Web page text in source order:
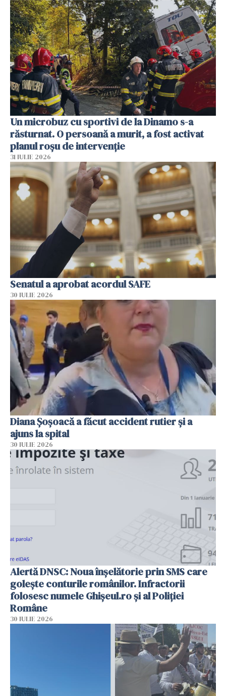
Un microbuz cu sportivi de la Dinamo s-a
răsturnat. O persoană a murit, a fost activat
planul roșu de intervenție
31 IULIE 2026
Senatul a aprobat acordul SAFE
30 IULIE 2026
Diana Șoșoacă a făcut accident rutier și a
ajuns la spital
30 IULIE 2026
Alertă DNSC: Noua înșelătorie prin SMS care
golește conturile românilor. Infractorii
folosesc numele Ghișeul.ro și al Poliției
Române
30 IULIE 2026